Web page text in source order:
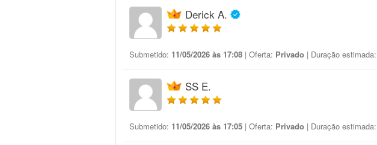
Derick A.
Submetido: 11/05/2026 às 17:08 | Oferta: Privado | Duração estimada:
SS E.
Submetido: 11/05/2026 às 17:05 | Oferta: Privado | Duração estimada: